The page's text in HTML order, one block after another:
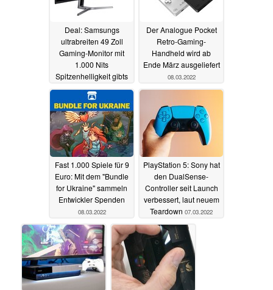
Deal: Samsungs
ultrabreiten 49 Zoll
Gaming-Monitor mit
1.000 Nits
Spitzenhelligkeit gibts
jetzt für nur 818 Euro
08.03.2022
Der Analogue Pocket
Retro-Gaming-
Handheld wird ab
Ende März ausgeliefert
08.03.2022
Fast 1.000 Spiele für 9
Euro: Mit dem "Bundle
for Ukraine" sammeln
Entwickler Spenden
08.03.2022
PlayStation 5: Sony hat
den DualSense-
Controller seit Launch
verbessert, laut neuem
Teardown 07.03.2022